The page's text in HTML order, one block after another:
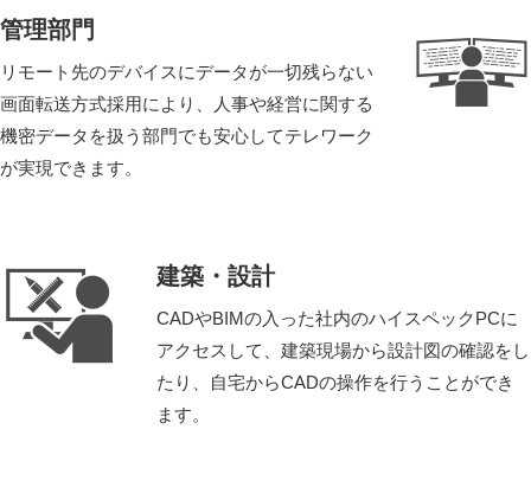
管理部門
リモート先のデバイスにデータが一切残らない
画面転送方式採用により、人事や経営に関する
機密データを扱う部門でも安心してテレワーク
が実現できます。
建築・設計
CADやBIMの入った社内のハイスペックPCに
アクセスして、建築現場から設計図の確認をし
たり、自宅からCADの操作を行うことができ
ます。